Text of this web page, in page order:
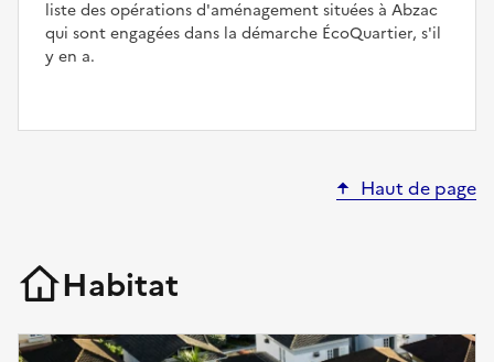
liste des opérations d'aménagement situées à Abzac
qui sont engagées dans la démarche ÉcoQuartier, s'il
y en a.
Haut de page
Habitat